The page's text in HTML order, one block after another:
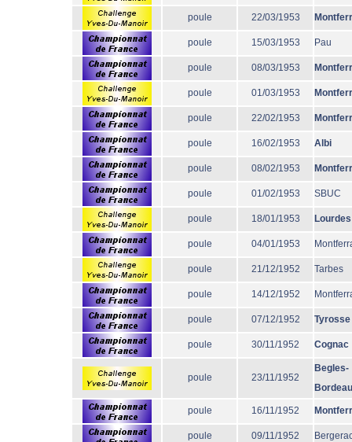
poule 22/03/1953
poule 15/03/1953 Pau
poule 08/03/1953
poule 01/03/1953
poule 22/02/1953
poule 16/02/1953 Albi
poule 08/02/1953
poule 01/02/1953 SBUC
poule 18/01/1953 Lourdes
poule 04/01/1953
poule 21/12/1952 Tarbes
poule 14/12/1952
poule 07/12/1952 Tyrosse
poule 30/11/1952 Cognac
poule 23/11/1952
Begles-
poule 16/11/1952
poule 09/11/1952